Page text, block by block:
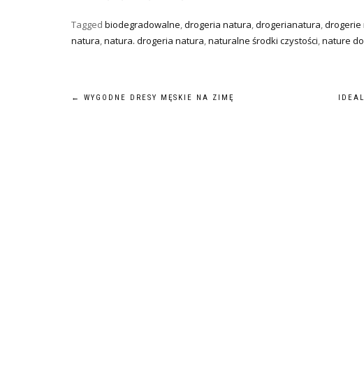
Tagged biodegradowalne,drogeria natura,drogerianatura,drogerie
natura,natura. drogeria natura,naturalne środki czystości,nature
Nawigacja
← WYGODNE DRESY MĘSKIE NA ZIMĘ